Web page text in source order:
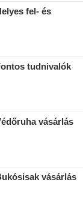
fel- és
tudnivalók
vásárlás
vásárlás